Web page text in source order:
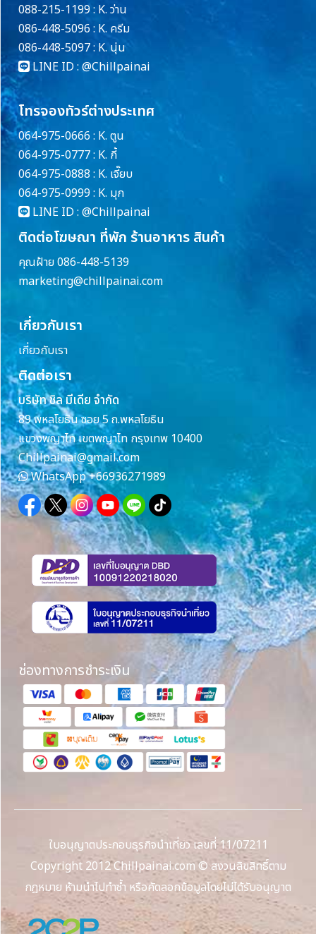
088-215-1199 : K. ว่าน
086-448-5096 : K. ครีม
086-448-5097 : K. นุ่น
LINE ID : @Chillpainai
โทรจองทัวร์ต่างประเทศ
064-975-0666 : K. ตูน
064-975-0777 : K. กี้
064-975-0888 : K. เจี๊ยบ
064-975-0999 : K. มุก
LINE ID : @Chillpainai
ติดต่อโฆษณา ที่พัก ร้านอาหาร สินค้า
คุณฝ้าย 086-448-5139
marketing@chillpainai.com
เกี่ยวกับเรา
เกี่ยวกับเรา
ติดต่อเรา
บริษัท ชิล มีเดีย จำกัด
89 พหลโยธิน ซอย 5 ถ.พหลโยธิน
แขวงพญาไท เขตพญาไท กรุงเทพ 10400
Chillpainai@gmail.com
WhatsApp+66936271989
ช่องทางการชำระเงิน
ใบอนุญาตประกอบธุรกิจนำเที่ยว เลขที่ 11/07211
Copyright 2012 Chillpainai.com © สงวนลิขสิทธิ์ตาม
กฎหมาย ห้ามนำไปทำซ้ำ หรือคัดลอกข้อมูลโดยไม่ได้รับอนุญาต